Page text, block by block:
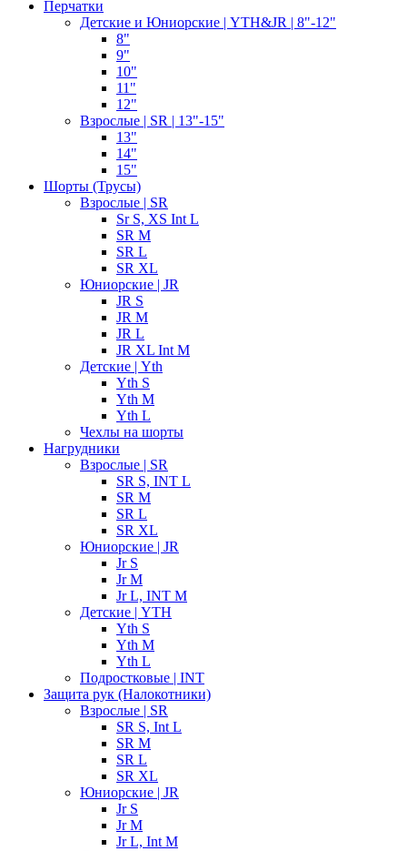
Перчатки
Детские и Юниорские | YTH&JR | 8"-12"
8"
9"
10"
11"
12"
Взрослые | SR | 13"-15"
13"
14"
15"
Шорты (Трусы)
Взрослые | SR
Sr S, XS Int L
SR M
SR L
SR XL
Юниорские | JR
JR S
JR M
JR L
JR XL Int M
Детские | Yth
Yth S
Yth M
Yth L
Чехлы на шорты
Нагрудники
Взрослые | SR
SR S, INT L
SR M
SR L
SR XL
Юниорские | JR
Jr S
Jr M
Jr L, INT M
Детские | YTH
Yth S
Yth M
Yth L
Подростковые | INT
Защита рук (Налокотники)
Взрослые | SR
SR S, Int L
SR M
SR L
SR XL
Юниорские | JR
Jr S
Jr M
Jr L, Int M